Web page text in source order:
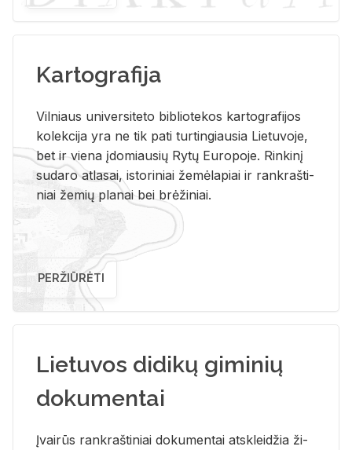
Kartografija
Vil­niaus uni­ver­si­te­to bi­b­lio­te­kos kar­to­gra­fi­jos
ko­lek­ci­ja yra ne tik pati tur­tin­giau­sia Lie­tu­vo­je,
bet ir vie­na įdo­miau­sių Rytų Eu­ro­po­je. Rin­ki­nį
su­da­ro at­la­sai, is­to­ri­niai že­mė­la­piai ir rank­raš­ti­
niai že­mių pla­nai bei brė­ži­niai.
PERŽIŪRĖTI
Lietuvos didikų giminių
dokumentai
Įvai­rūs rank­raš­ti­niai do­ku­men­tai at­sklei­džia ži­